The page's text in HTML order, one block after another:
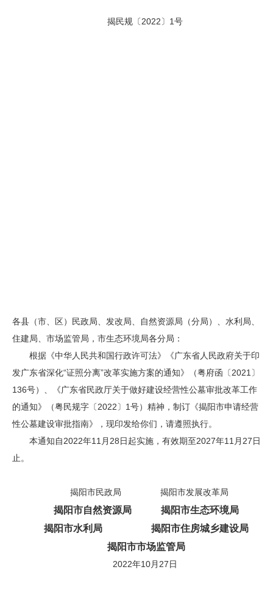
揭民规〔2022〕1号
各县（市、区）民政局、发改局、自然资源局（分局）、水利局、
住建局、市场监管局，市生态环境局各分局：
根据《中华人民共和国行政许可法》《广东省人民政府关于印
发广东省深化“证照分离”改革实施方案的通知》（粤府函〔2021〕
136号）、《广东省民政厅关于做好建设经营性公墓审批改革工作
的通知》（粤民规字〔2022〕1号）精神，制订《揭阳市申请经营
性公墓建设审批指南》，现印发给你们，请遵照执行。
本通知自2022年11月28日起实施，有效期至2027年11月27日
止。
揭阳市民政局 揭阳市发展改革局
揭阳市自然资源局 揭阳市生态环境局
揭阳市水利局 揭阳市住房城乡建设局
揭阳市市场监管局
2022年10月27日